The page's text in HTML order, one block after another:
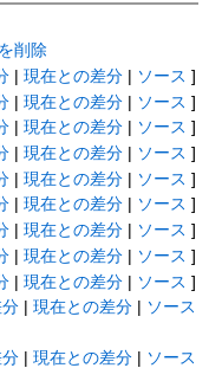
削除
|現在との差分 ソース ]
|現在との差分 ソース ]
|現在との差分 ソース ]
|現在との差分 ソース ]
|現在との差分 ソース ]
|現在との差分 ソース ]
|現在との差分 ソース ]
|現在との差分 ソース ]
|現在との差分 | ソース ]
分 |現在との差分
ソース
分 |現在との差分
ソース